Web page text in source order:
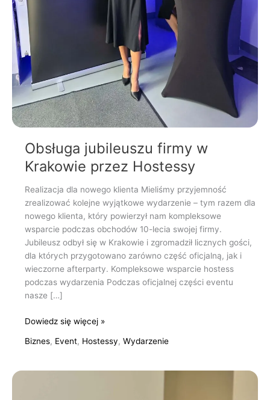
Obsługa jubileuszu firmy w
Krakowie przez Hostessy
Realizacja dla nowego klienta Mieliśmy przyjemność
zrealizować kolejne wyjątkowe wydarzenie – tym razem dla
nowego klienta, który powierzył nam kompleksowe
wsparcie podczas obchodów 10-lecia swojej firmy.
Jubileusz odbył się w Krakowie i zgromadził licznych gości,
dla których przygotowano zarówno część oficjalną, jak i
wieczorne afterparty. Kompleksowe wsparcie hostess
podczas wydarzenia Podczas oficjalnej części eventu
nasze […]
Dowiedz się więcej »
Biznes, Event, Hostessy, Wydarzenie